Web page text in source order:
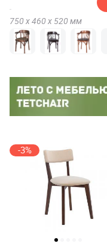
750 х460 х 520 мм
-3%